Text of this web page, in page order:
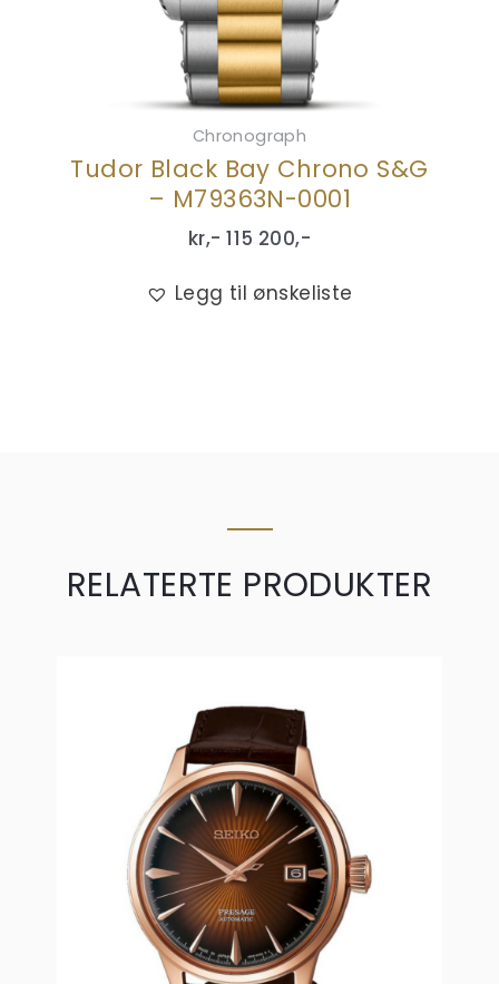
Chronograph
Tudor Black Bay Chrono S&G
– M79363N-0001
kr,- 115 200,-
Legg til ønskeliste
RELATERTE PRODUKTER